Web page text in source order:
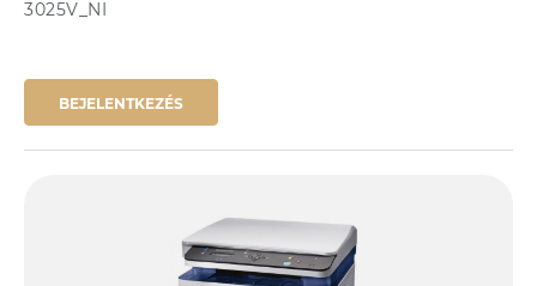
3025V_NI
BEJELENTKEZÉS